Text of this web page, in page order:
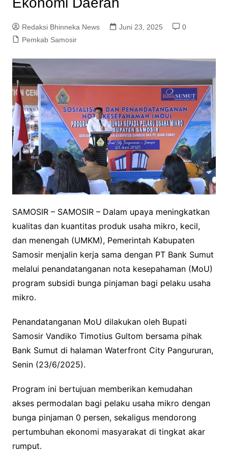
Redaksi Bhinneka News Juni 23, 2025
0
Pemkab Samosir
SAMOSIR – SAMOSIR – Dalam upaya meningkatkan
kualitas dan kuantitas produk usaha mikro, kecil,
dan menengah (UMKM), Pemerintah Kabupaten
Samosir menjalin kerja sama dengan PT Bank Sumut
melalui penandatanganan nota kesepahaman (MoU)
program subsidi bunga pinjaman bagi pelaku usaha
mikro.
Penandatanganan MoU dilakukan oleh Bupati
Samosir Vandiko Timotius Gultom bersama pihak
Bank Sumut di halaman Waterfront City Pangururan,
Senin (23/6/2025).
Program ini bertujuan memberikan kemudahan
akses permodalan bagi pelaku usaha mikro dengan
bunga pinjaman 0 persen, sekaligus mendorong
pertumbuhan ekonomi masyarakat di tingkat akar
rumput.